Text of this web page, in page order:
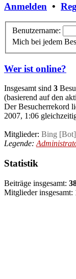
Anmelden •
Benutzername:
Mich bei jedem
Wer ist online?
Insgesamt sind 3
(basierend auf den
Der Besucherrekord
2007, 1:06
Mitglieder: Bing [Bot]
Legende:
Statistik
Beiträge insgesamt:
Mitglieder insgesamt: